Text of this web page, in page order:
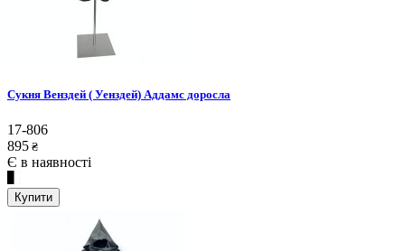
Сукня Венздей ( Уенздей) Аддамс доросла
17-806
895 ₴
Є в наявності
Купити